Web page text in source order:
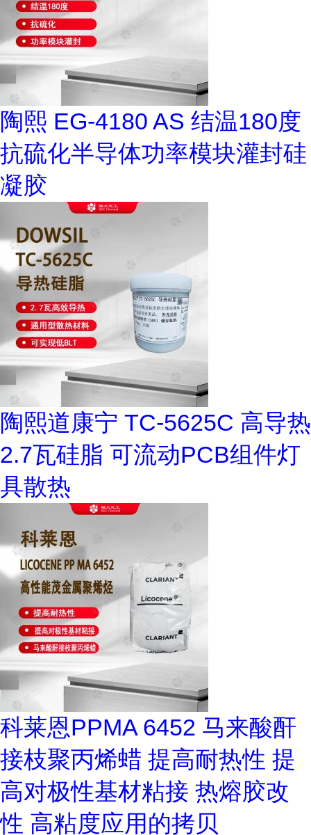
陶熙 EG-4180 AS 结温180度
抗硫化半导体功率模块灌封硅
凝胶
陶熙道康宁 TC-5625C 高导热
2.7瓦硅脂 可流动PCB组件灯
具散热
科莱恩PPMA 6452 马来酸酐
接枝聚丙烯蜡 提高耐热性 提
高对极性基材粘接 热熔胶改
性 高粘度应用的拷贝